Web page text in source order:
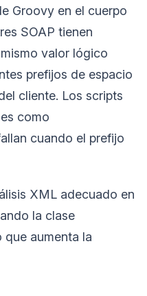
Groovy en el cuerpo
SOAP tienen
valor lógico
prefijos de espacio
cliente. Los scripts
como
cuando el prefijo
XML adecuado en
la clase
que aumenta la